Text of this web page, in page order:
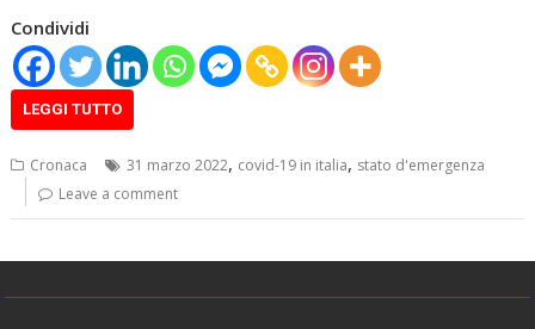
Condividi
LEGGI TUTTO
Cronaca 31 marzo 2022, covid-19 in italia, stato d'emergenza
Leave a comment